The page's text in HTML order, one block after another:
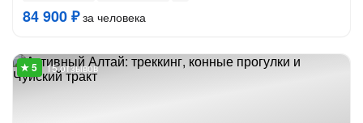
84 900 ₽за человека
15 отзывов